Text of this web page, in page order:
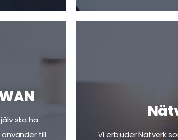
ska ha
till
Vi erbjuder Nätverk